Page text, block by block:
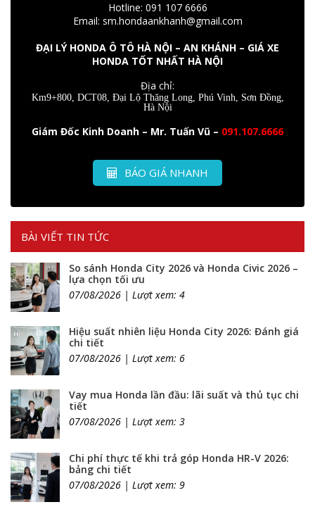
Hotline: 091 107 6666
Email: sm.hondaankhanh@gmail.com
ĐẠI LÝ HONDA Ô TÔ HÀ NỘI – AN KHÁNH – GIÁ XE
HONDA TỐT NHẤT HÀ NỘI
Địa chỉ:
Km9+800, DCT08, Đại Lộ Thăng Long, Phú Vinh, Sơn Đồng,
Hà Nội
Giám Đốc Kinh Doanh – Mr. Tuấn Vũ – 091.107.6666
BÁO GIÁ NHANH
BÀI VIẾT TIN TỨC
So sánh Honda City 2026 và Honda Civic 2026 –
lựa chọn tối ưu
07/08/2026 | Lượt xem: 4
Hiệu suất nhiên liệu Honda City 2026: Đánh giá
chi tiết
07/08/2026 | Lượt xem: 6
Vay mua Honda lần đầu: lãi suất và thủ tục chi
tiết
07/08/2026 | Lượt xem: 3
Chi phí thực tế khi trả góp Honda HR-V 2026:
bảng chi tiết
07/08/2026 | Lượt xem: 9